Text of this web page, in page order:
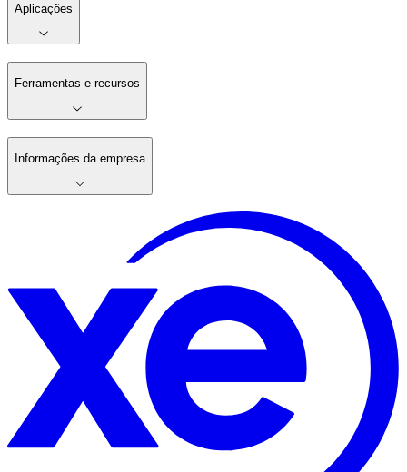
Aplicações
Ferramentas e recursos
Informações da empresa